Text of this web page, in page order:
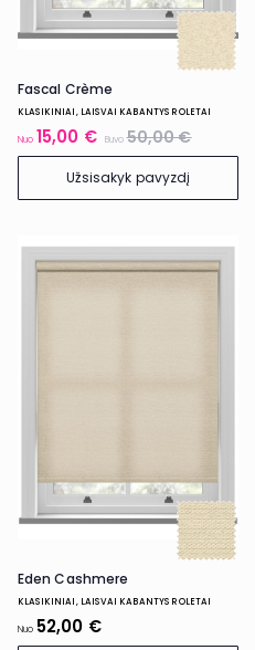
Fascal Crème
KLASIKINIAI, LAISVAI KABANTYS ROLETAI
Nuo 15,00 € Buvo50,00 €
Užsisakyk pavyzdį
Eden Cashmere
KLASIKINIAI, LAISVAI KABANTYS ROLETAI
Nuo 52,00 €